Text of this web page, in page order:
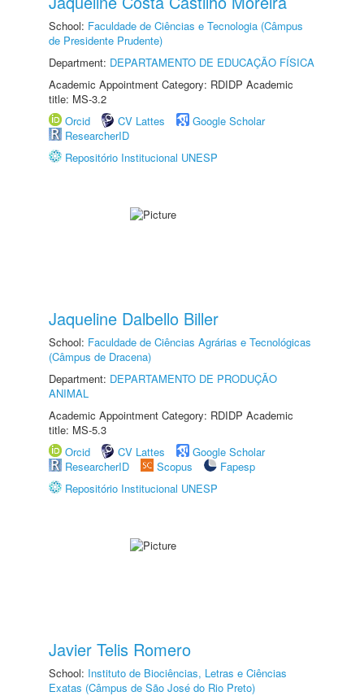
School: Faculdade de Ciências e Tecnologia (Câmpus
de Presidente Prudente)
Department: DEPARTAMENTO DE EDUCAÇÃO FÍSICA
Academic Appointment Category: RDIDP Academic
title: MS-3.2
Orcid
CV Lattes
Google Scholar
ResearcherID
Repositório Institucional UNESP
Jaqueline Dalbello Biller
School: Faculdade de Ciências Agrárias e Tecnológicas
(Câmpus de Dracena)
Department: DEPARTAMENTO DE PRODUÇÃO
ANIMAL
Academic Appointment Category: RDIDP Academic
title: MS-5.3
Orcid
CV Lattes
Google Scholar
ResearcherID
Scopus
Fapesp
Repositório Institucional UNESP
Javier Telis Romero
School: Instituto de Biociências, Letras e Ciências
Exatas (Câmpus de São José do Rio Preto)